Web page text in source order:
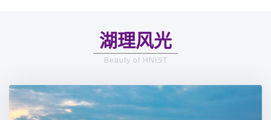
湖理风光
Beauty of HNIST